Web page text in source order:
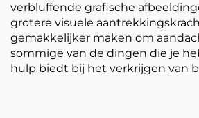
verbluffende grafische
grotere visuele
gemakkelijker maken om
sommige van de dingen die je
hulp biedt bij het verkrijgen van